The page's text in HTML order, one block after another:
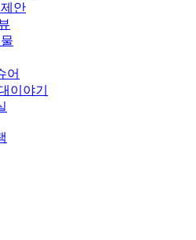
안
어
이야기